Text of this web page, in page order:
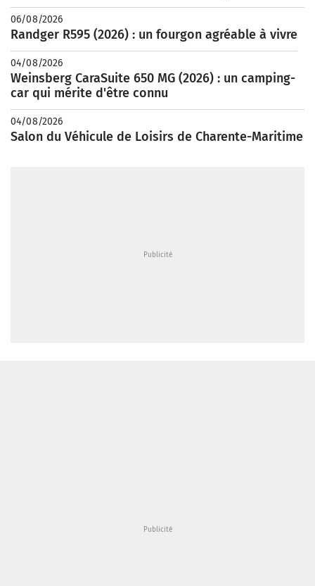
06/08/2026
Randger R595 (2026) : un fourgon agréable à vivre
04/08/2026
Weinsberg CaraSuite 650 MG (2026) : un camping-
car qui mérite d'être connu
04/08/2026
Salon du Véhicule de Loisirs de Charente-Maritime